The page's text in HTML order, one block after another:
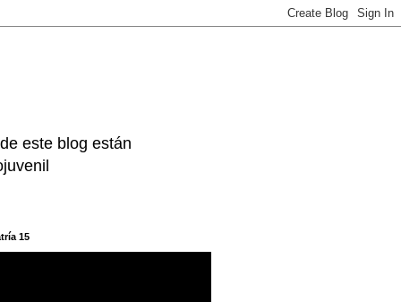
este blog están
15